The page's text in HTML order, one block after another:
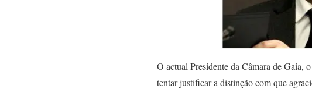
O actual Presidente da Câmara de Gaia,
tentar justificar a distinção com que